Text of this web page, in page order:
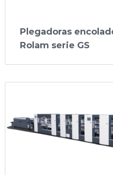
Plegadoras
Rolam serie GS